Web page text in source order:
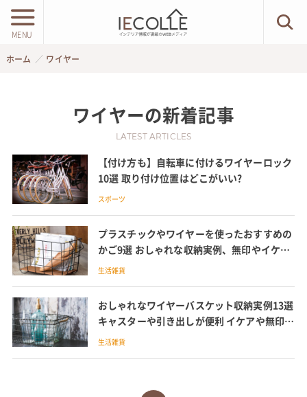
MENU
ホーム ワイヤー
ワイヤーの新着記事
LATEST ARTICLES
【付け方も】自転車に付けるワイヤーロック
10選 取り付け位置はどこがいい?
スポーツ
プラスチックやワイヤーを使ったおすすめの
かご9選 おしゃれな収納実例、無印やイケア
のおすすめバスケットも紹介
生活雑貨
おしゃれなワイヤーバスケット収納実例13選
キャスターや引き出しが便利 イケアや無印の
かごも紹介
生活雑貨